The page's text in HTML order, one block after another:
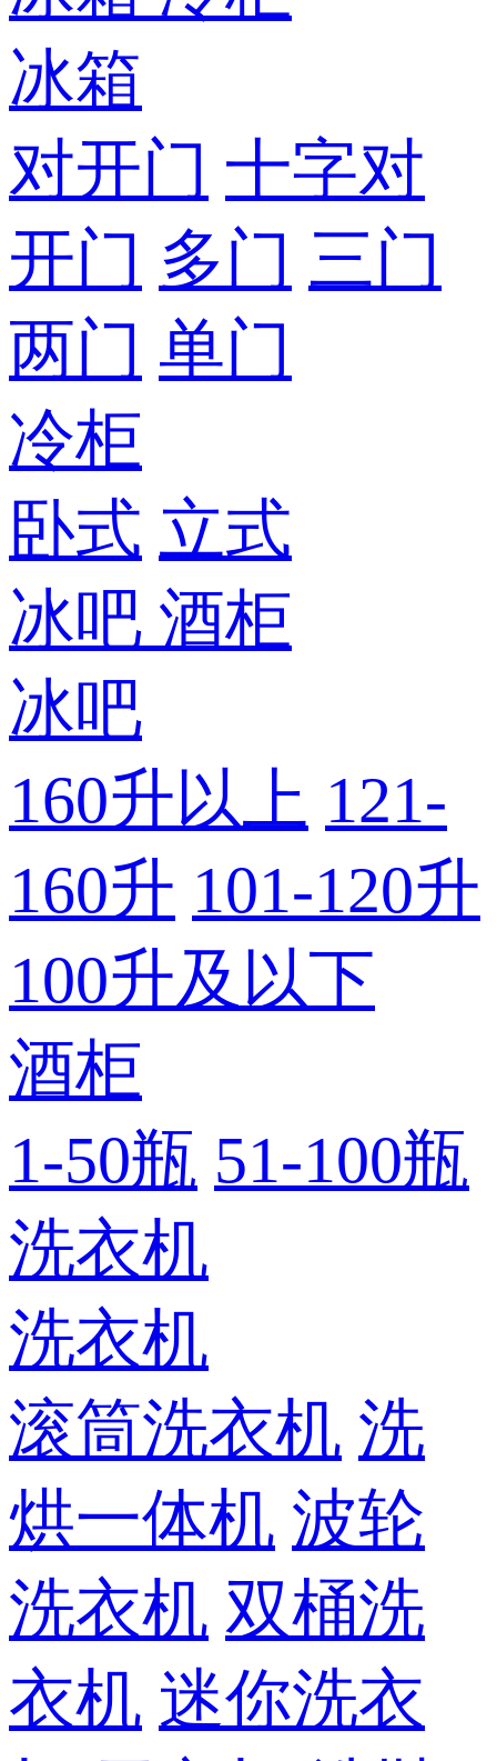
冰箱
对开门 十字对
开门 多门 三门
两门 单门
冷柜
卧式 立式
冰吧 酒柜
冰吧
160升以上 121-
160升 101-120升
100升及以下
酒柜
1-50瓶 51-100瓶
洗衣机
洗衣机
滚筒洗衣机 洗
烘一体机 波轮
洗衣机 双桶洗
衣机 迷你洗衣